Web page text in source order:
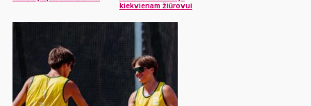
kiekvienam žiūrovui